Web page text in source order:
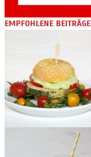
EMPFOHLENE BEITRÄGE